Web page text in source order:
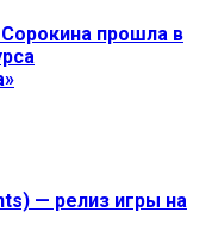
прошла в
— релиз игры на